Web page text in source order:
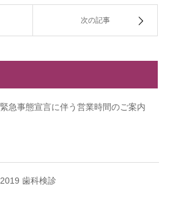
次の記事
緊急事態宣言に伴う営業時間のご案内
2019 歯科検診